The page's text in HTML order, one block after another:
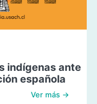
indígenas ante
española
Ver más →